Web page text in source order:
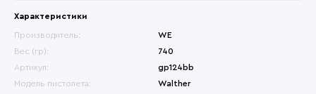
Характеристики
Производитель:
WE
Вес (гр):
740
Артикул:
gp124bb
Модель пистолета:
Walther